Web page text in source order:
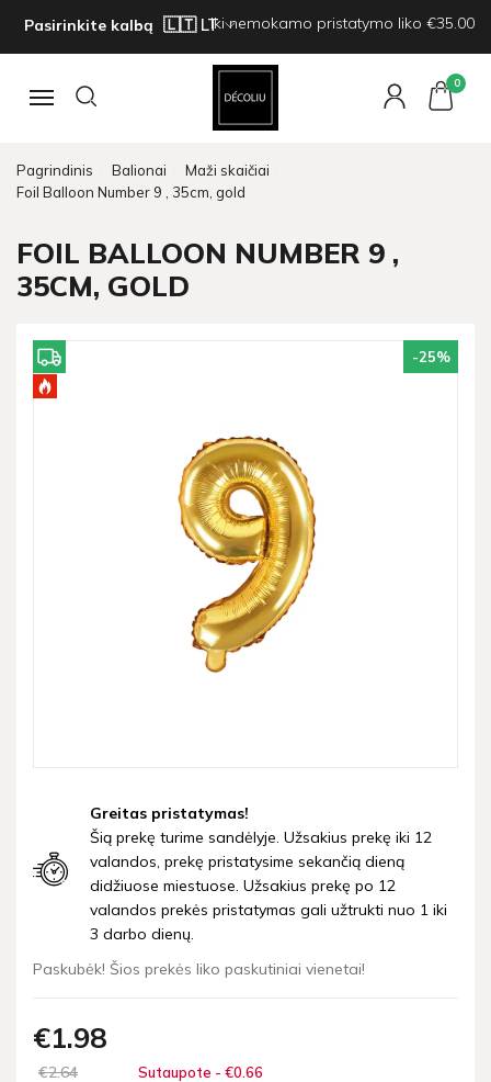
Pasirinkite kalbą Iki nemokamo pristatymo liko €35.00
Navigacija
0
Pagrindinis Balionai
Maži skaičiai
Foil Balloon Number 9 , 35cm, gold
FOIL BALLOON NUMBER 9 ,
35CM, GOLD
-25%
Greitas pristatymas!
Šią prekę turime sandėlyje. Užsakius prekę iki 12
valandos, prekę pristatysime sekančią dieną
didžiuose miestuose. Užsakius prekę po 12
valandos prekės pristatymas gali užtrukti nuo 1 iki
3 darbo dienų.
Paskubėk! Šios prekės liko paskutiniai vienetai!
€1 98
€264 Sutaupote - €0 66